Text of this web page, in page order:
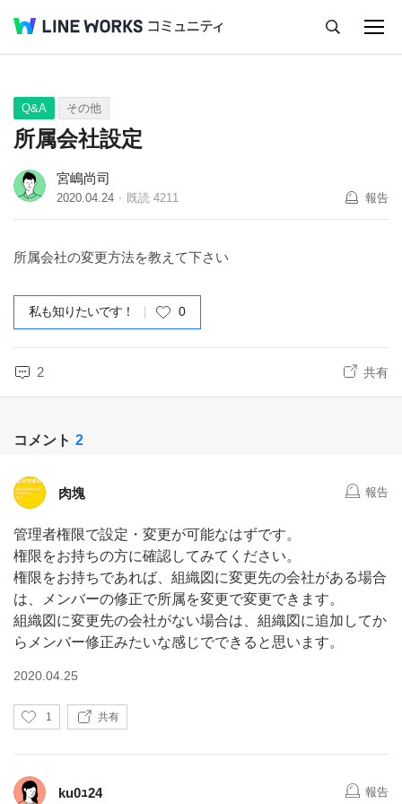
Q&A Tips Ideas
Q&A その他
所属会社設定
宮嶋尚司
2020.04.24 既読 4211 報告
所属会社の変更方法を教えて下さい
私も知りたいです！ 0
2 共有
コメント 2
肉塊 報告
管理者権限で設定・変更が可能なはずです。
権限をお持ちの方に確認してみてください。
権限をお持ちであれば、組織図に変更先の会社がある場合
は、メンバーの修正で所属を変更で変更できます。
組織図に変更先の会社がない場合は、組織図に追加してか
らメンバー修正みたいな感じでできると思います。
2020.04.25
い
1 共有
ku0ｭ24 報告